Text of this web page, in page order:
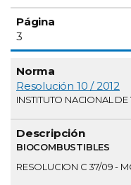
3
Resolución 10 / 2012
INSTITUTO NACIONAL DE
BIOCOMBUSTIBLES
RESOLUCION C 37/09 -